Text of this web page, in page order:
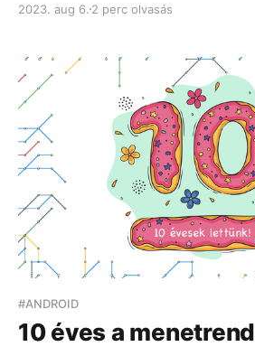
2023. aug 6. 2 perc olvasás
#ANDROID
10 éves a